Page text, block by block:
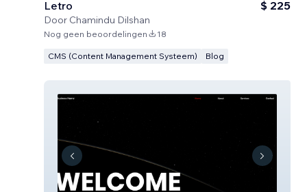
Letro
Door Chamindu Dilshan
$ 225
Nog geen beoordelingen 18
CMS (Content Management Systeem) Blog